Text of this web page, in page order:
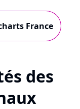
France
des